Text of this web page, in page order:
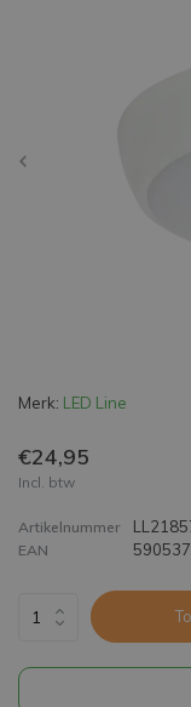
Merk: LED Line
€24,95
Incl. btw
Artikelnummer
EAN